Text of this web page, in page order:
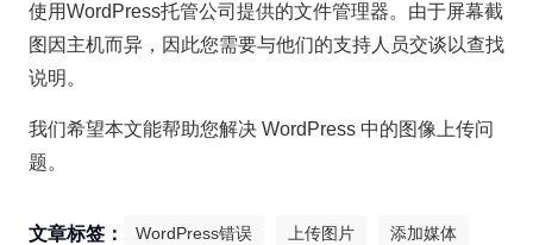
使用WordPress托管公司提供的文件管理器。由于屏幕截
图因主机而异，因此您需要与他们的支持人员交谈以查找
说明。
我们希望本文能帮助您解决 WordPress 中的图像上传问
题。
文章标签： WordPress错误 上传图片 添加媒体